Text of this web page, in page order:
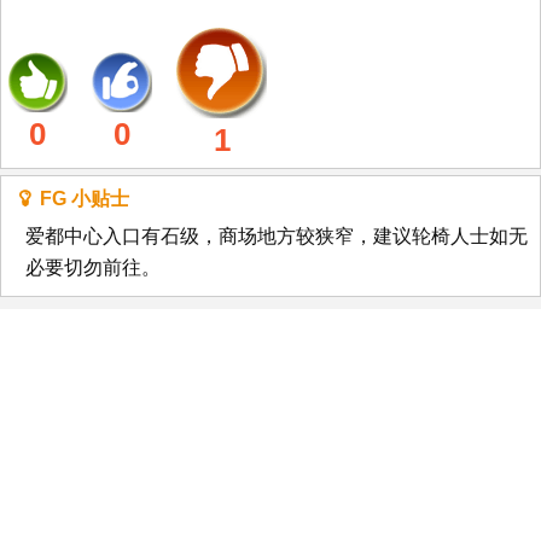
0 0 1
FG 小贴士
爱都中心入口有石级，商场地方较狭窄，建议轮椅人士如无
必要切勿前往。